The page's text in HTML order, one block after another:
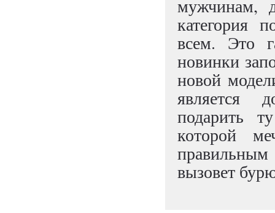
мужчинам,
категория
всем. Это
новинки
новой
является
подарить
которой
правильным
вызовет